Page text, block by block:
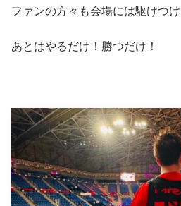
ファンの方々も会場には駆けつけ
あとはやるだけ！勝つだけ！